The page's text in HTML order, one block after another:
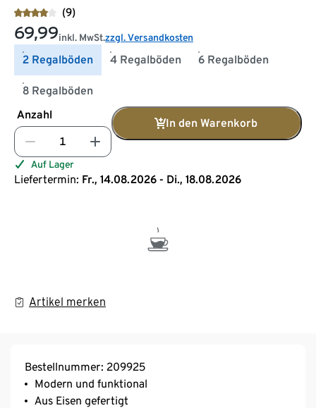
(9)
69,99inkl. MwSt.zzgl. Versandkosten
2 Regalböden 4 Regalböden 6 Regalböden
8 Regalböden
Anzahl
In den Warenkorb
Auf Lager
Liefertermin: Fr., 14.08.2026 - Di., 18.08.2026
Artikel merken
Bestellnummer: 209925
Modern und funktional
Aus Eisen gefertigt